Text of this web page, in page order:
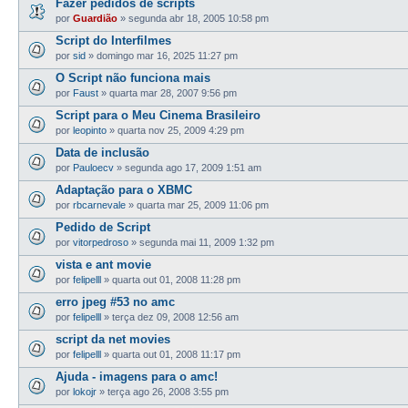
Fazer pedidos de scripts
por Guardião » segunda abr 18, 2005 10:58 pm
Script do Interfilmes
por sid » domingo mar 16, 2025 11:27 pm
O Script não funciona mais
por Faust » quarta mar 28, 2007 9:56 pm
Script para o Meu Cinema Brasileiro
por leopinto » quarta nov 25, 2009 4:29 pm
Data de inclusão
por Pauloecv » segunda ago 17, 2009 1:51 am
Adaptação para o XBMC
por rbcarnevale » quarta mar 25, 2009 11:06 pm
Pedido de Script
por vitorpedroso » segunda mai 11, 2009 1:32 pm
vista e ant movie
por felipelll » quarta out 01, 2008 11:28 pm
erro jpeg #53 no amc
por felipelll » terça dez 09, 2008 12:56 am
script da net movies
por felipelll » quarta out 01, 2008 11:17 pm
Ajuda - imagens para o amc!
por lokojr » terça ago 26, 2008 3:55 pm